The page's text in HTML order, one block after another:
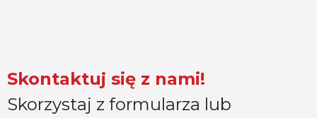
Skontaktuj się z nami!
Skorzystaj z formularza lub